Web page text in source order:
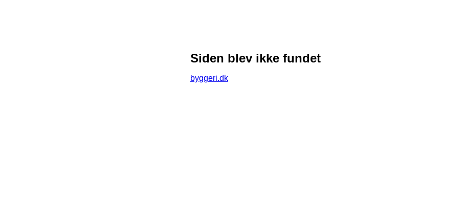
Siden blev ikke fundet
byggeri.dk